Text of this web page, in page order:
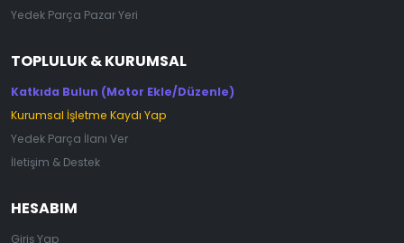
Yedek Parça Pazar Yeri
TOPLULUK & KURUMSAL
Katkıda Bulun (Motor Ekle/Düzenle)
Kurumsal İşletme Kaydı Yap
Yedek Parça İlanı Ver
İletişim & Destek
HESABIM
Giriş Yap